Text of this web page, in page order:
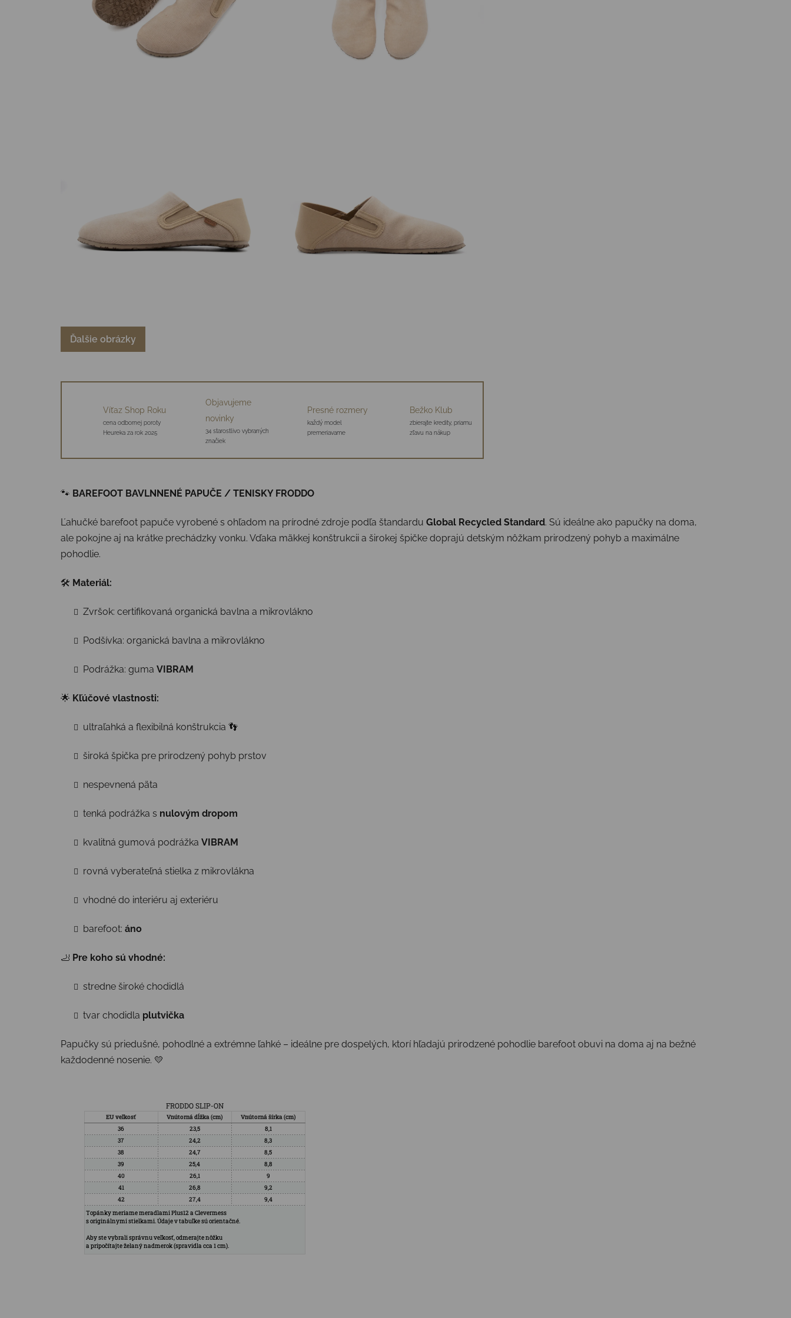
Ďalšie obrázky
Víťaz Shop Roku
cena odbornej poroty
Heureka za rok 2025
Objavujeme
novinky
34 starostlivo vybraných
značiek
Presné rozmery
každý model
premeriavame
Bežko Klub
zbierajte kredity, priamu
zľavu na nákup
🐾 BAREFOOT BAVLNNENÉ PAPUČE / TENISKY FRODDO
Ľahučké barefoot papuče vyrobené s ohľadom na prírodné zdroje podľa štandardu Global Recycled Standard. Sú ideálne ako papučky na doma,
ale pokojne aj na krátke prechádzky vonku. Vďaka mäkkej konštrukcii a širokej špičke doprajú detským nôžkam prirodzený pohyb a maximálne
pohodlie.
🛠 Materiál:
Zvršok: certifikovaná organická bavlna a mikrovlákno
Podšívka: organická bavlna a mikrovlákno
Podrážka: guma VIBRAM
🌟 Kľúčové vlastnosti:
ultraľahká a flexibilná konštrukcia 👣
široká špička pre prirodzený pohyb prstov
nespevnená päta
tenká podrážka s nulovým dropom
kvalitná gumová podrážka VIBRAM
rovná vyberateľná stielka z mikrovlákna
vhodné do interiéru aj exteriéru
barefoot: áno
🦶 Pre koho sú vhodné:
stredne široké chodidlá
tvar chodidla plutvička
Papučky sú priedušné, pohodlné a extrémne ľahké – ideálne pre dospelých, ktorí hľadajú prirodzené pohodlie barefoot obuvi na doma aj na bežné
každodenné nosenie. 💛